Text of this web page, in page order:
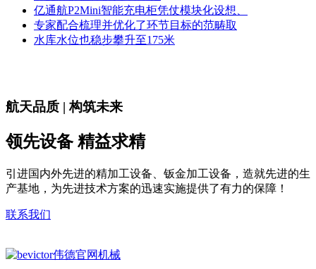
亿通航P2Mini智能充电柜凭仗模块化设想、
专家配合梳理并优化了环节目标的范畴取
水库水位也稳步攀升至175米
航天品质 | 构筑未来
领先设备 精益求精
引进国内外先进的精加工设备、钣金加工设备，造就先进的生
产基地，为先进技术方案的迅速实施提供了有力的保障！
联系我们